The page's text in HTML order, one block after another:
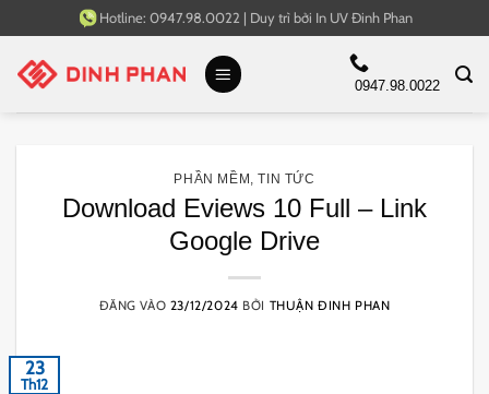
qua
nội
Hotline: 0947.98.0022 | Duy trì bởi In UV Đinh Phan
0947.98.0022
PHẦN MỀM ,TIN TỨC
Download Eviews 10 Full – Link
Google Drive
ĐĂNG VÀO 23/12/2024 BỞI THUẬN ĐINH PHAN
23
Th12